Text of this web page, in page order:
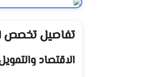
تفاصيل تخصص
الاقتصاد